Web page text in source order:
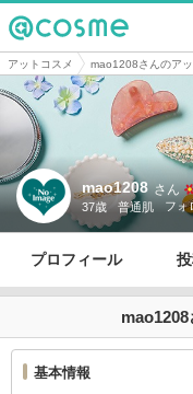
@cosme
アットコスメ mao1208さんのア
mao1208 さん
37歳 普通肌
プロフィール
基本情報